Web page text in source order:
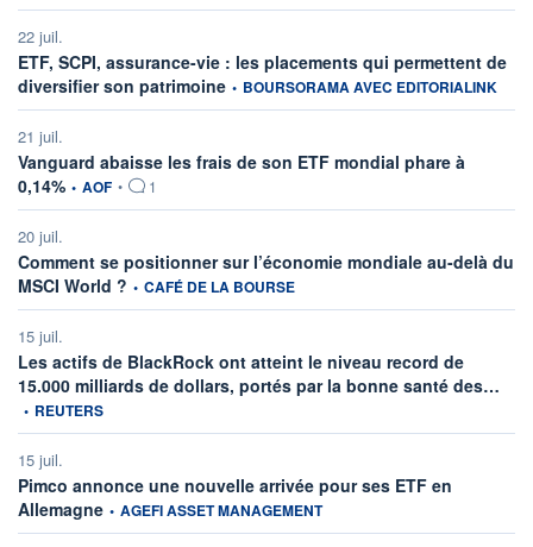
22 juil.
ETF, SCPI, assurance-vie : les placements qui permettent de
diversifier son patrimoine information fournie par
• BOURSORAMA AVEC EDITORIALINK
21 juil.
Vanguard abaisse les frais de son ETF mondial phare à
0,14% information fournie par
• AOF • 1
20 juil.
Comment se positionner sur l’économie mondiale au-delà du
MSCI World ? information fournie par
• CAFÉ DE LA BOURSE
15 juil.
Les actifs de BlackRock ont atteint le niveau record de
15.000 milliards de dollars, portés par la bonne santé des…
• REUTERS
15 juil.
Pimco annonce une nouvelle arrivée pour ses ETF en
Allemagne information fournie par
• AGEFI ASSET MANAGEMENT